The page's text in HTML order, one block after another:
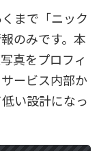
まで「ニック
のみです。本
真をプロフィ
ービス内部か
い設計になっ